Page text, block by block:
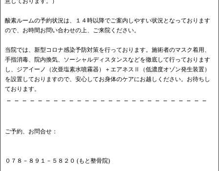
酸素ルームの予約状況は、１４時以降でご案内しやすい状況となっております
ので、お時間お問い合わせの上、ご来院ください。
当院では、新型コロナ感染予防対策を行っております。施術者のマスク着用、
手指消毒、院内換気、ソーシャルディスタンスなどを徹底して行っております
し、ジアイーノ（次亜塩素水噴霧器）＋エアネスⅡ（低濃度オゾン発生装置）
を設置しておりますので、安心してお身体のケアにお越しください。お待ちし
ております。
－－－－－－－－－－－－－－－－－－－－－－－－－－
ご予約、お問合せ：
０７８－８９１－５８２０ (もと整骨院)